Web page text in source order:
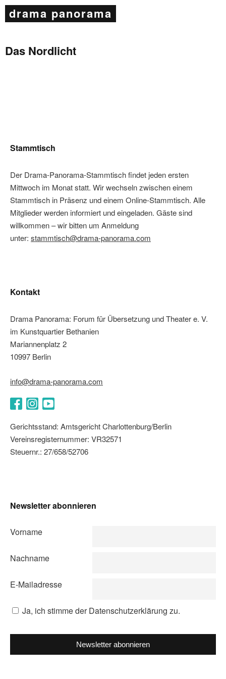
drama panorama
Das Nordlicht
Stammtisch
Der Drama-Panorama-Stammtisch findet jeden ersten
Mittwoch im Monat statt. Wir wechseln zwischen einem
Stammtisch in Präsenz und einem Online-Stammtisch. Alle
Mitglieder werden informiert und eingeladen. Gäste sind
willkommen – wir bitten um Anmeldung
unter: stammtisch@drama-panorama.com
Kontakt
Drama Panorama: Forum für Übersetzung und Theater e. V.
im Kunstquartier Bethanien
Mariannenplatz 2
10997 Berlin
info@drama-panorama.com
Gerichtsstand: Amtsgericht Charlottenburg/Berlin
Vereinsregisternummer: VR32571
Steuernr.: 27/658/52706
Newsletter abonnieren
Vorname
Nachname
E-Mailadresse
Ja, ich stimme der Datenschutzerklärung zu.
Newsletter abonnieren